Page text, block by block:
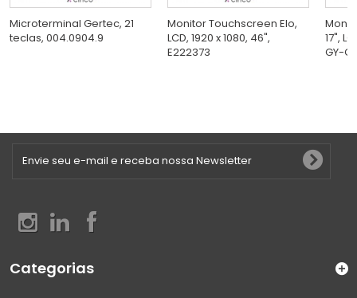
Microterminal Gertec, 21
teclas, 004.0904.9
Monitor Touchscreen Elo,
LCD, 1920 x 1080, 46",
E222373
17",
GY-G
Categorias